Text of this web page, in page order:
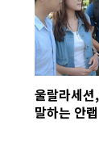
울랄라세
말하는 안랩